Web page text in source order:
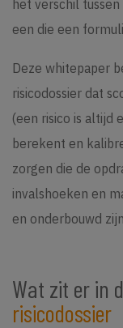
het verschil
een die een
Deze whitepaper
risicodossier dat
(een risico is altijd
berekent en
zorgen die de
invalshoeken en
en onderbouwd
Wat zit er in
risicodossier